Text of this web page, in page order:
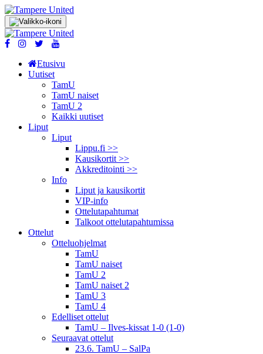
Etusivu
Uutiset
TamU
TamU naiset
TamU 2
Kaikki uutiset
Liput
Liput
Lippu.fi >>
Kausikortit >>
Akkreditointi >>
Info
Liput ja kausikortit
VIP-info
Ottelutapahtumat
Talkoot ottelu­tapahtumissa
Ottelut
Otteluohjelmat
TamU
TamU naiset
TamU 2
TamU naiset 2
TamU 3
TamU 4
Edelliset ottelut
TamU – Ilves-kissat 1-0 (1-0)
Seuraavat ottelut
23.6. TamU – SalPa